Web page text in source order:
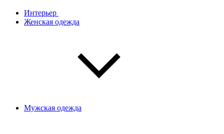
Интерьер
Женская одежда
Мужская одежда